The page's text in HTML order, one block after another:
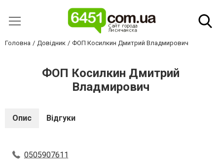
Головна Довідник ФОП Косилкин Дмитрий Владмирович
ФОП Косилкин Дмитрий
Владмирович
Опис Відгуки
0505907611